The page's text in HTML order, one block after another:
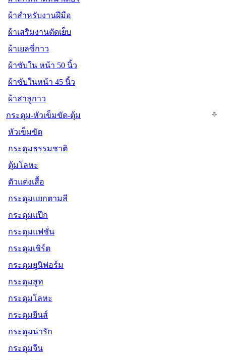
ผ้าสำหรับงานฝีมือ
ผ้าเสริมงานตัดเย็บ
ผ้าเยลซี่กาว
ผ้าซับใน หน้า 50 นิ้ว
ผ้าซับในหน้า 45 นิ้ว
ผ้าสาลูกาว
กระดุม-หัวเข็มขัด-ตุ้ม
หัวเข็มขัด
กระดุมธรรมชาติ
ตุ้มโลหะ
ตัวแต่งเสื้อ
กระดุมแยกตามสี
กระดุมแป๊ก
กระดุมแฟชั่น
กระดุมเชิร์ต
กระดุมยูนิฟอร์ม
กระดุมสูท
กระดุมโลหะ
กระดุมยีนส์
กระดุมน่ารัก
กระดุมจีน